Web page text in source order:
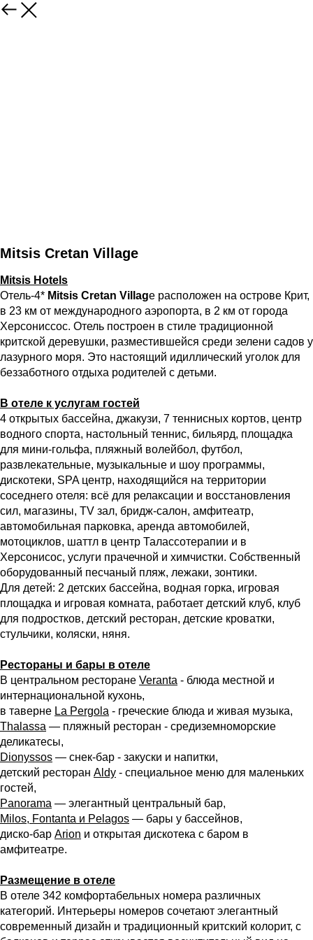
Mitsis Cretan Village
Mitsis Hotels
Отель-4* Mitsis Cretan Village расположен на острове Крит,
в 23 км от международного аэропорта, в 2 км от города
Херсониссос. Отель построен в стиле традиционной
критской деревушки, разместившейся среди зелени садов у
лазурного моря. Это настоящий идиллический уголок для
беззаботного отдыха родителей с детьми.
В отеле к услугам гостей
4 открытых бассейна, джакузи, 7 теннисных кортов, центр
водного спорта, настольный теннис, бильярд, площадка
для мини-гольфа, пляжный волейбол, футбол,
развлекательные, музыкальные и шоу программы,
дискотеки, SPA центр, находящийся на территории
соседнего отеля: всё для релаксации и восстановления
сил, магазины, TV зал, бридж-салон, амфитеатр,
автомобильная парковка, аренда автомобилей,
мотоциклов, шаттл в центр Талассотерапии и в
Херсонисос, услуги прачечной и химчистки. Собственный
оборудованный песчаный пляж, лежаки, зонтики.
Для детей: 2 детских бассейна, водная горка, игровая
площадка и игровая комната, работает детский клуб, клуб
для подростков, детский ресторан, детские кроватки,
стульчики, коляски, няня.
Рестораны и бары в отеле
В центральном ресторане Veranta - блюда местной и
интернациональной кухонь,
в таверне La Pergola - греческие блюда и живая музыка,
Thalassa — пляжный ресторан - средиземноморские
деликатесы,
Dionyssos — снек-бар - закуски и напитки,
детский ресторан Aldy - специальное меню для маленьких
гостей,
Panorama — элегантный центральный бар,
Milos, Fontanta и Pelagos — бары у бассейнов,
диско-бар Arion и открытая дискотека с баром в
амфитеатре.
Размещение в отеле
В отеле 342 комфортабельных номера различных
категорий. Интерьеры номеров сочетают элегантный
современный дизайн и традиционный критский колорит, с